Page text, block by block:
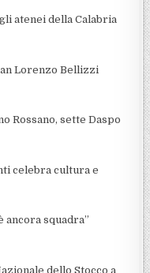
atenei della Calabria
Lorenzo Bellizzi
Rossano, sette Daspo
celebra cultura e
ancora squadra”
dello Stocco a